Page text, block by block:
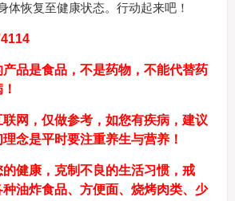
体恢复至健康状态。行动起来吧！
品是食品，不是药物，不能代替药
网，仅做参考，如您有疾病，建议
念是平时要注重养生与营养！
健康，克制不良的生活习惯，戒
油炸食品、方便面、烧烤肉类、少